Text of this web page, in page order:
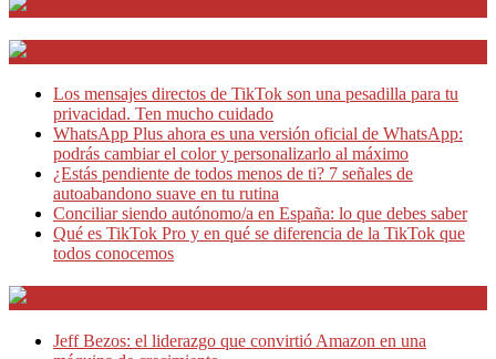
Los mensajes directos de TikTok son una pesadilla para tu
privacidad. Ten mucho cuidado
WhatsApp Plus ahora es una versión oficial de WhatsApp:
podrás cambiar el color y personalizarlo al máximo
¿Estás pendiente de todos menos de ti? 7 señales de
autoabandono suave en tu rutina
Conciliar siendo autónomo/a en España: lo que debes saber
Qué es TikTok Pro y en qué se diferencia de la TikTok que
todos conocemos
Jeff Bezos: el liderazgo que convirtió Amazon en una